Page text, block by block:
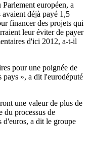
européen, a
avaient déjà payé 1,5
financer des projets qui
leur éviter de payer
d'ici 2012, a-t-il
pour une poignée de
pays », a dit l'eurodéputé
une valeur de plus de
du processus de
a dit le groupe